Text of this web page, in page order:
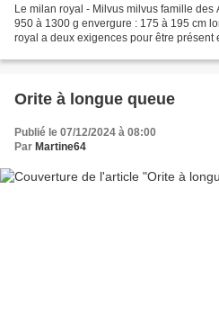
Le milan royal - Milvus milvus famille
950 à 1300 g envergure : 175 à 195 cm
royal a deux exigences pour être présent
Orite à longue queue
Publié le 07/12/2024 à 08:00
Par Martine64